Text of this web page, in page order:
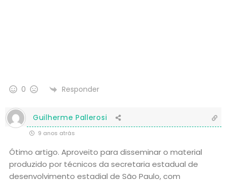
0 Responder
Guilherme Pallerosi
9 anos atrás
Ótimo artigo. Aproveito para disseminar o material
produzido por técnicos da secretaria estadual de
desenvolvimento estadial de São Paulo, com